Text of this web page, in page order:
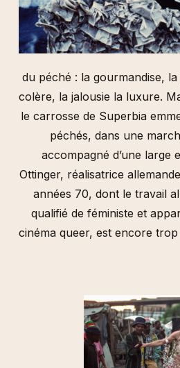
du péché : la gourmandise, la
colère, la jalousie la luxure.
le carrosse de Superbia
péchés, dans une
accompagné d’une large
Ottinger, réalisatrice
années 70, dont le travail
qualifié de féministe et
cinéma queer, est encore